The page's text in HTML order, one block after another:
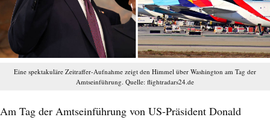
Eine spektakuläre Zeitraffer-Aufnahme zeigt den Himmel über Washington am Tag der
Amtseinführung. Quelle: flightradars24.de
Am Tag der Amtseinführung von US-Präsident Donald